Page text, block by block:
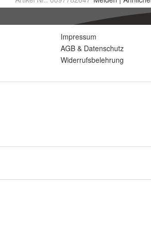
Impressum
AGB & Datenschutz
Widerrufsbelehrung